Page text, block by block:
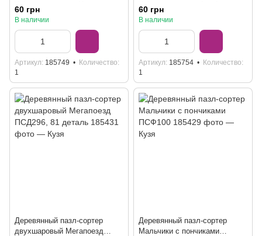
73250
60 грн
В наличии
Артикул 185749
Количество
1
73250
60 грн
В наличии
Артикул 185754
Количество
1
Деревянный пазл-сортер
двухшаровый Мегапоезд
Деревянный пазл-сортер
Мальчики с пончиками